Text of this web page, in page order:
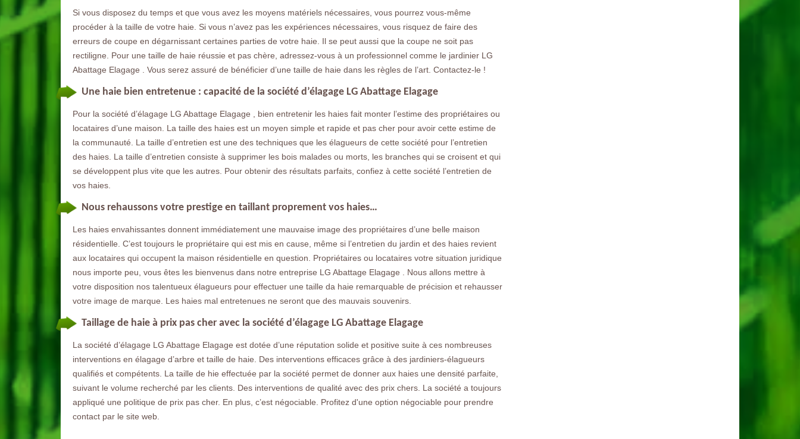
Si vous disposez du temps et que vous avez les moyens matériels nécessaires, vous pourrez vous-même
procéder à la taille de votre haie. Si vous n’avez pas les expériences nécessaires, vous risquez de faire des
erreurs de coupe en dégarnissant certaines parties de votre haie. Il se peut aussi que la coupe ne soit pas
rectiligne. Pour une taille de haie réussie et pas chère, adressez-vous à un professionnel comme le jardinier LG
Abattage Elagage . Vous serez assuré de bénéficier d’une taille de haie dans les règles de l’art. Contactez-le !
Une haie bien entretenue : capacité de la société d’élagage LG Abattage Elagage
Pour la société d’élagage LG Abattage Elagage , bien entretenir les haies fait monter l’estime des propriétaires ou
locataires d’une maison. La taille des haies est un moyen simple et rapide et pas cher pour avoir cette estime de
la communauté. La taille d’entretien est une des techniques que les élagueurs de cette société pour l’entretien
des haies. La taille d’entretien consiste à supprimer les bois malades ou morts, les branches qui se croisent et qui
se développent plus vite que les autres. Pour obtenir des résultats parfaits, confiez à cette société l’entretien de
vos haies.
Nous rehaussons votre prestige en taillant proprement vos haies…
Les haies envahissantes donnent immédiatement une mauvaise image des propriétaires d’une belle maison
résidentielle. C’est toujours le propriétaire qui est mis en cause, même si l’entretien du jardin et des haies revient
aux locataires qui occupent la maison résidentielle en question. Propriétaires ou locataires votre situation juridique
nous importe peu, vous êtes les bienvenus dans notre entreprise LG Abattage Elagage . Nous allons mettre à
votre disposition nos talentueux élagueurs pour effectuer une taille da haie remarquable de précision et rehausser
votre image de marque. Les haies mal entretenues ne seront que des mauvais souvenirs.
Taillage de haie à prix pas cher avec la société d’élagage LG Abattage Elagage
La société d’élagage LG Abattage Elagage est dotée d’une réputation solide et positive suite à ces nombreuses
interventions en élagage d’arbre et taille de haie. Des interventions efficaces grâce à des jardiniers-élagueurs
qualifiés et compétents. La taille de hie effectuée par la société permet de donner aux haies une densité parfaite,
suivant le volume recherché par les clients. Des interventions de qualité avec des prix chers. La société a toujours
appliqué une politique de prix pas cher. En plus, c’est négociable. Profitez d'une option négociable pour prendre
contact par le site web.